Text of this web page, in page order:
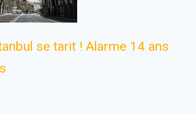
se tarit ! Alarme 14 ans